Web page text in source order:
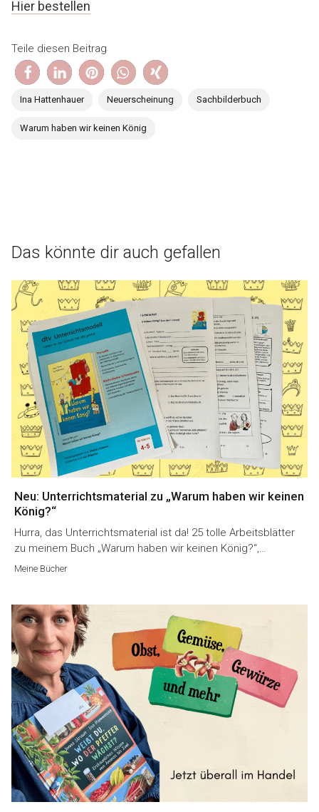
Hier bestellen
Teile diesen Beitrag
Ina Hattenhauer Neuerscheinung Sachbilderbuch
Warum haben wir keinen König
Das könnte dir auch gefallen
Neu: Unterrichtsmaterial zu „Warum haben wir keinen
König?“
Hurra, das Unterrichtsmaterial ist da! 25 tolle Arbeitsblätter
zu meinem Buch „Warum haben wir keinen König?“,…
Meine Bücher